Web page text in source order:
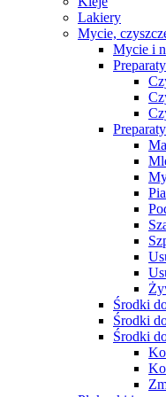
Lakiery
Mycie,
Mycie i
Środki
Środki
Środki